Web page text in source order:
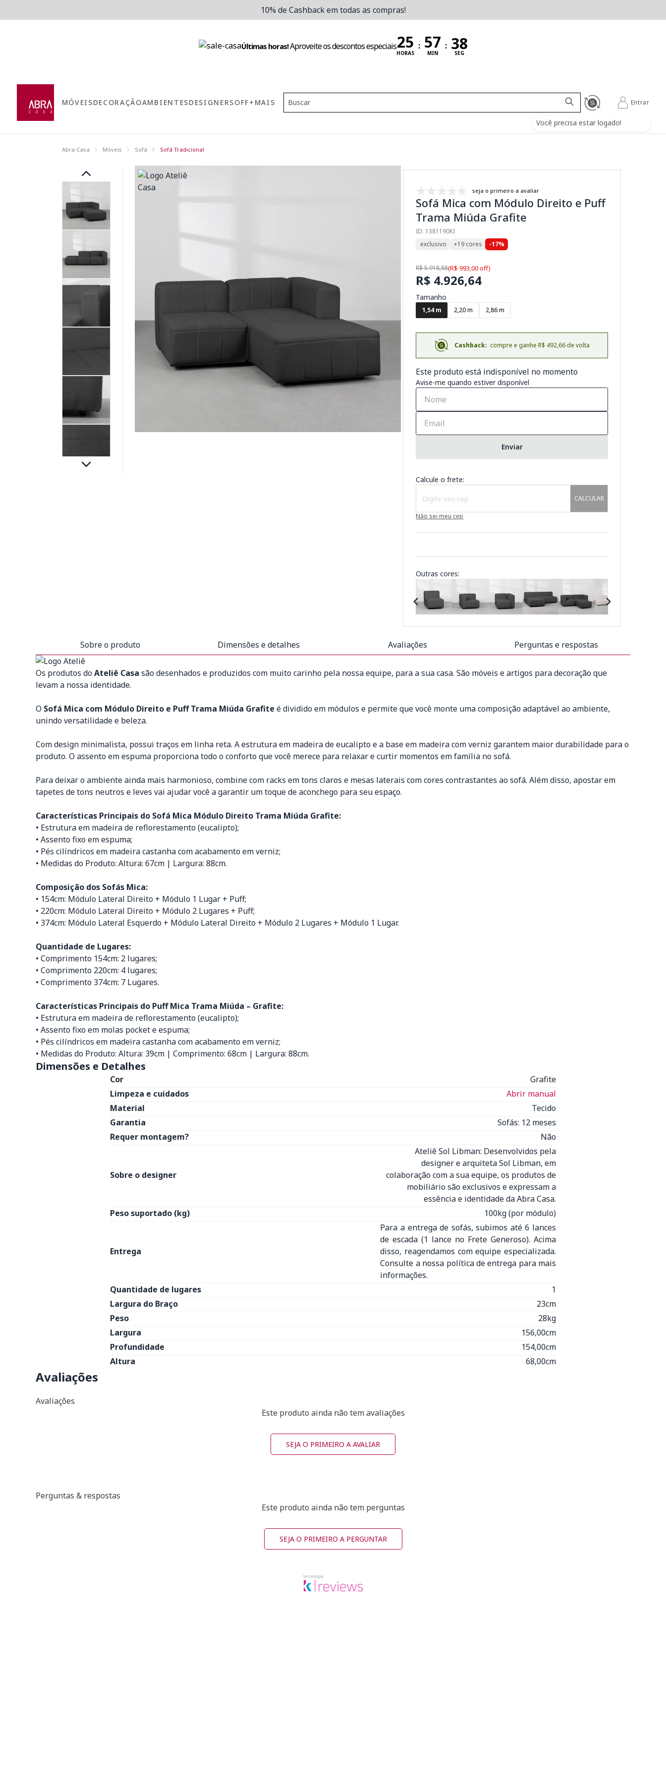
10% de Cashback em todas as compras!
Últimas horas!Aproveite os descontos especiais
HORAS
:
MIN
:
SEG
MÓVEISDECORAÇÃOAMBIENTESDESIGNERSOFF+MAIS
Você precisa estar logado!
Entrar
Abra Casa Móveis Sofá Sofá Tradicional
seja o primeiro a avaliar
Sofá Mica com Módulo Direito e Puff
Trama Miúda Grafite
ID: 1381190KI
exclusivo
+19 cores -17%
R$ 5.918,88(R$ 993,00 off)
R$ 4.926,64
Tamanho
1,54 m 2,20 m 2,86 m
Cashback: compre e ganhe R$ 492,66 de volta
Este produto está indisponível no momento
Avise-me quando estiver disponível
Enviar
Calcule o frete:
CALCULAR
Não sei meu cep
Outras cores:
Sobre o produto Dimensões e detalhes Avaliações Perguntas e respostas
Os produtos doAteliê Casa são desenhados e produzidos com muito carinho pela nossa equipe, para a sua casa. São móveis e artigos para decoração que
levam a nossa identidade.
O Sofá Mica com Módulo Direito e Puff Trama Miúda Grafite é dividido em módulos e permite que você monte uma composição adaptável ao ambiente,
unindo versatilidade e beleza.
Com design minimalista, possui traços em linha reta. A estrutura em madeira de eucalipto e a base em madeira com verniz garantem maior durabilidade para o
produto. O assento em espuma proporciona todo o conforto que você merece para relaxar e curtir momentos em família no sofá.
Para deixar o ambiente ainda mais harmonioso, combine com racks em tons claros e mesas laterais com cores contrastantes ao sofá. Além disso, apostar em
tapetes de tons neutros e leves vai ajudar você a garantir um toque de aconchego para seu espaço.
Características Principais do Sofá Mica Módulo Direito Trama Miúda Grafite:
• Estrutura em madeira de reflorestamento (eucalipto);
• Assento fixo em espuma;
• Pés cilíndricos em madeira castanha com acabamento em verniz;
• Medidas do Produto: Altura: 67cm | Largura: 88cm.
Composição dos Sofás Mica:
• 154cm: Módulo Lateral Direito + Módulo 1 Lugar + Puff;
• 220cm: Módulo Lateral Direito + Módulo 2 Lugares + Puff;
• 374cm: Módulo Lateral Esquerdo + Módulo Lateral Direito + Módulo 2 Lugares + Módulo 1 Lugar.
Quantidade de Lugares:
• Comprimento 154cm: 2 lugares;
• Comprimento 220cm: 4 lugares;
• Comprimento 374cm: 7 Lugares.
Características Principais do Puff Mica Trama Miúda – Grafite:
• Estrutura em madeira de reflorestamento (eucalipto);
• Assento fixo em molas pocket e espuma;
• Pés cilíndricos em madeira castanha com acabamento em verniz;
• Medidas do Produto: Altura: 39cm | Comprimento: 68cm | Largura: 88cm.
Dimensões e Detalhes
Cor
Grafite
Limpeza e cuidados
Abrir manual
Material
Tecido
Garantia
Sofás: 12 meses
Requer montagem?
Não
Sobre o designer
Ateliê Sol Libman: Desenvolvidos pela
designer e arquiteta Sol Libman, em
colaboração com a sua equipe, os produtos de
mobiliário são exclusivos e expressam a
essência e identidade da Abra Casa.
Peso suportado (kg)
100kg (por módulo)
Entrega
Para a entrega de sofás, subimos até 6 lances
de escada (1 lance no Frete Generoso). Acima
disso, reagendamos com equipe especializada.
Consulte a nossa política de entrega para mais
informações.
Quantidade de lugares
1
Largura do Braço
23cm
Peso
28kg
Largura
156,00cm
Profundidade
154,00cm
Altura
68,00cm
Avaliações
Avaliações
Este produto ainda não tem avaliações
SEJA O PRIMEIRO A AVALIAR
Perguntas & respostas
Este produto ainda não tem perguntas
SEJA O PRIMEIRO A PERGUNTAR